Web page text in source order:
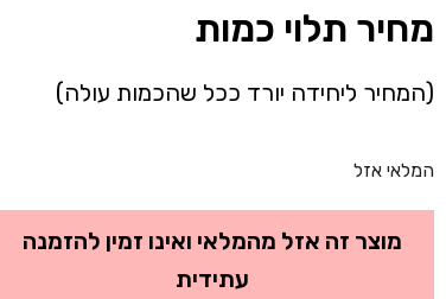
מחיר תלוי כמות
(המחיר ליחידה יורד ככל שהכמות עולה)
המלאי אזל
מוצר זה אזל מהמלאי ואינו זמין להזמנה
עתידית